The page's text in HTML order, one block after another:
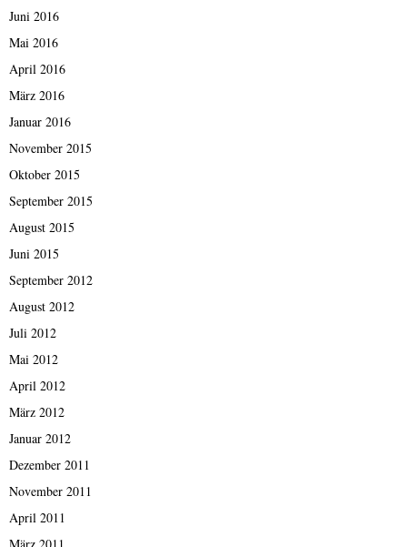
Juni 2016
Mai 2016
April 2016
März 2016
Januar 2016
November 2015
Oktober 2015
September 2015
August 2015
Juni 2015
September 2012
August 2012
Juli 2012
Mai 2012
April 2012
März 2012
Januar 2012
Dezember 2011
November 2011
April 2011